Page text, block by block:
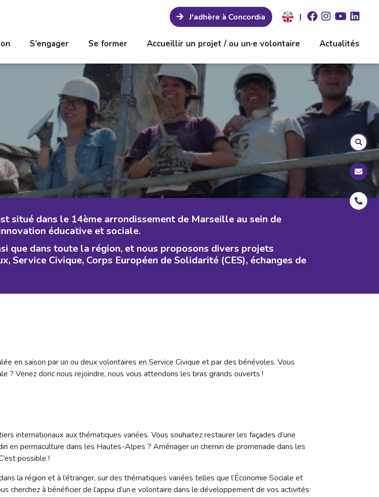
J'adhère à Concordia |
S’engager Se former Accueillir un projet / ou un·e volontaire Actualités
situé dans le 14ème arrondissement de Marseille au sein de
éducative et sociale.
que dans toute la région, et nous proposons divers projets
Service Civique, Corps Européen de Solidarité (CES), échanges de
en saison par un ou deux volontaires en Service Civique et par des bénévoles. Vous
? Venez donc nous rejoindre, nous vous attendons les bras grands ouverts !
internationaux aux thématiques variées. Vous souhaitez restaurer les façades d’une
en permaculture dans les Hautes-Alpes ? Aménager un chemin de promenade dans les
possible !
la région et à l’étranger, sur des thématiques variées telles que l’Économie Sociale et
cherchez à bénéficier de l’appui d’un·e volontaire dans le développement de vos activités